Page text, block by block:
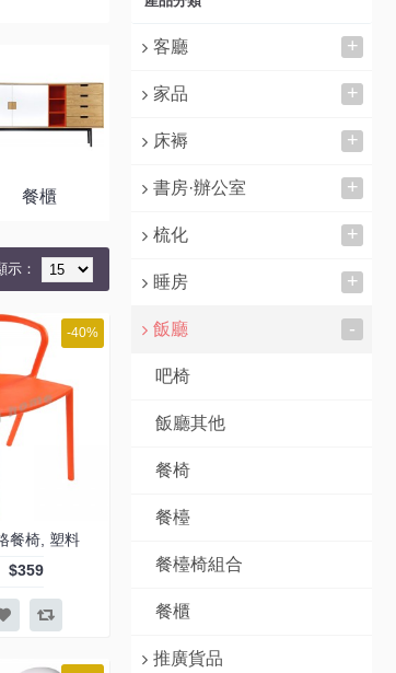
客廳 +
家品 +
床褥 +
書房·辦公室 +
梳化 +
睡房 +
飯廳 -
吧椅
飯廳其他
餐椅
餐檯
餐檯椅組合
餐櫃
推廣貨品
餐櫃
示：
-40%
餐椅, 塑料
$359